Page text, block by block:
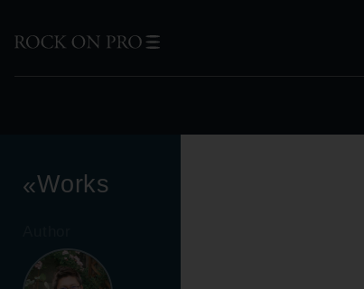
«Works